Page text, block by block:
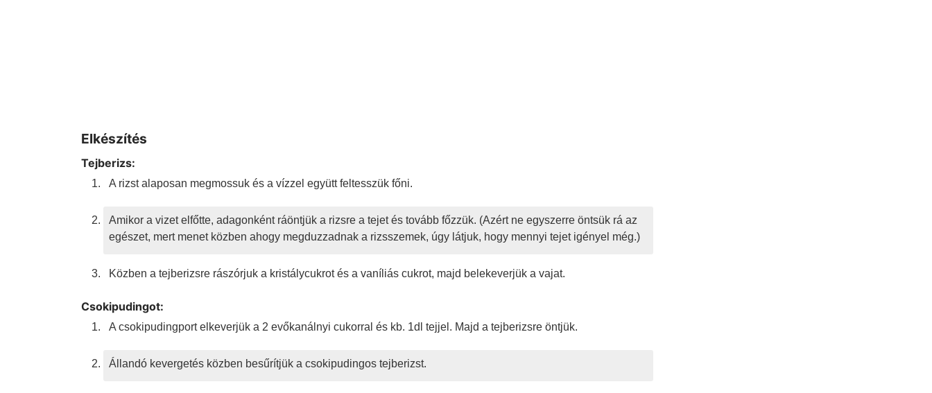
Elkészítés
Tejberizs:
A rizst alaposan megmossuk és a vízzel együtt feltesszük főni.
Amikor a vizet elfőtte, adagonként ráöntjük a rizsre a tejet és tovább főzzük. (Azért ne egyszerre öntsük rá az
egészet, mert menet közben ahogy megduzzadnak a rizsszemek, úgy látjuk, hogy mennyi tejet igényel még.)
Közben a tejberizsre rászórjuk a kristálycukrot és a vaníliás cukrot, majd belekeverjük a vajat.
Csokipudingot:
A csokipudingport elkeverjük a 2 evőkanálnyi cukorral és kb. 1dl tejjel. Majd a tejberizsre öntjük.
Állandó kevergetés közben besűrítjük a csokipudingos tejberizst.